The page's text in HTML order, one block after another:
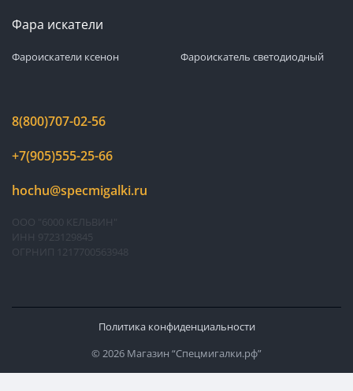
Фара искатели
Фароискатели ксенон Фароискатель светодиодный
8(800)707-02-56
+7(905)555-25-66
hochu@specmigalki.ru
ООО "6000 КЕЛЬВИН"
ИНН 9723129845
ОГРНИП 1217700563948
Политика конфиденциальности
© 2026 Магазин “Спецмигалки.рф”